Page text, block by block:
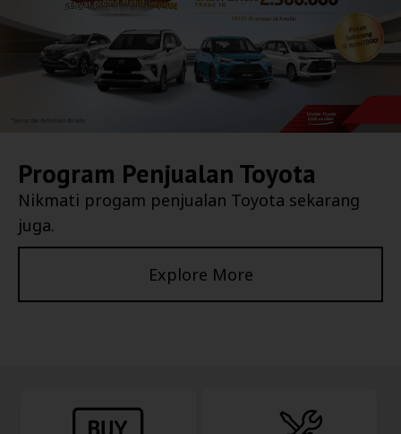
Program Penjualan Toyota
Nikmati progam penjualan Toyota sekarang
juga.
Explore More